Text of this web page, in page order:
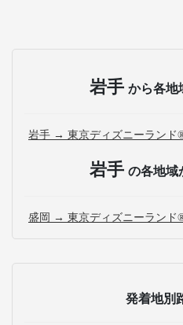
岩手 から各地
岩手 → 東京ディズニーランド
岩手 の各地域
盛岡 → 東京ディズニーランド
発着地別